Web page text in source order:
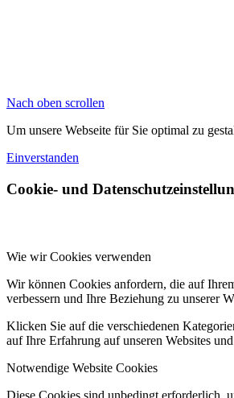
Nach oben scrollen
Um unsere Webseite für Sie optimal zu
Einverstanden
Cookie- und
Wie wir Cookies verwenden
Wir können Cookies anfordern, die auf
verbessern und Ihre Beziehung zu unserer
Klicken Sie auf die verschiedenen
auf Ihre Erfahrung auf unseren Websites
Notwendige Website Cookies